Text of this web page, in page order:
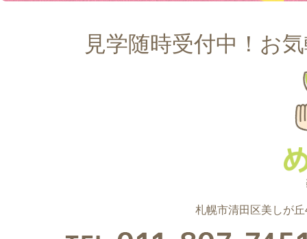
見学随時受付中！お
札幌市清田区美しが